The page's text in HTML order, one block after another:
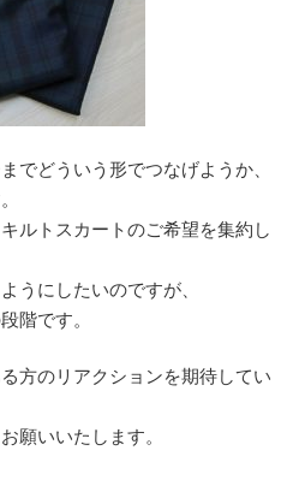
でどういう形でつなげようか、
ルトスカートのご希望を集約し
うにしたいのですが、
階です。
方のリアクションを期待してい
願いいたします。